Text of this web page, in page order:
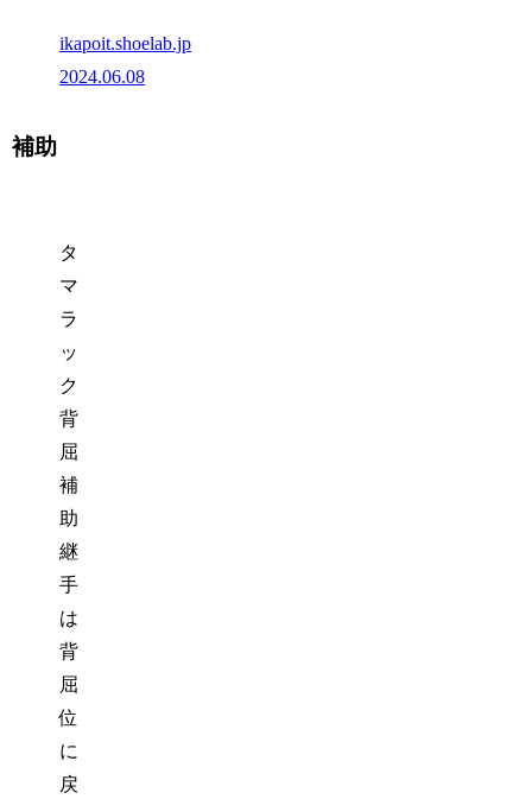
ikapoit.shoelab.jp
2024.06.08
補助
タ
マ
ラ
ッ
ク
背
屈
補
助
継
手
は
背
屈
位
に
戻